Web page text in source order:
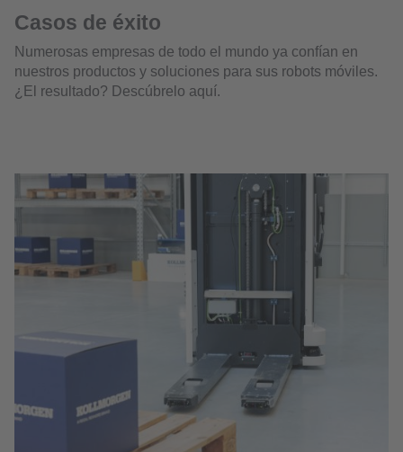
Casos de éxito
Numerosas empresas de todo el mundo ya confían en
nuestros productos y soluciones para sus robots móviles.
¿El resultado? Descúbrelo aquí.